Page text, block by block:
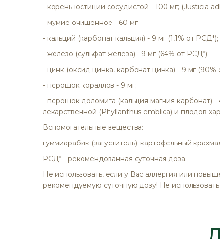
- корень юстиции сосудистой - 100 мг; (Justicia
- мумие очищенное - 60 мг;
- кальций (карбонат кальция) - 9 мг (1,1% от РСД*);
- железо (сульфат железа) - 9 мг (64% от РСД*);
- цинк (оксид цинка, карбонат цинка) - 9 мг (90%
- порошок кораллов - 9 мг;
- порошок доломита (кальция магния карбонат)
лекарственной (Phyllanthus emblica) и плодов
Вспомогательные вещества:
гуммиарабик (загуститель), картофельный
РСД* - рекомендованная суточная доза.
Не использовать, если у Вас аллергия или
рекомендуемую суточную дозу! Не